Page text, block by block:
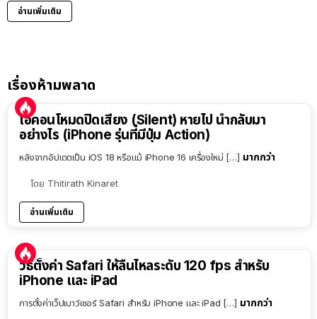
อ่านเพิ่มเติม
เรื่องห้ามพลาด
ไอคอนโหมดปิดเสียง (Silent) หายไป นำกลับมา
อย่างไร (iPhone รุ่นที่มีปุ่ม Action)
หลังจากอัปเดตเป็น iOS 18 หรือแม้ iPhone 16 เครื่องใหม่ […] มากกว่า
โดย Thitirath Kinaret
อ่านเพิ่มเติม
วิธีตั้งค่า Safari ให้ลื่นไหลระดับ 120 fps สำหรับ
iPhone และ iPad
การตั้งค่าเว็ปเบาว์เซอร์ Safari สำหรับ iPhone และ iPad […] มากกว่า